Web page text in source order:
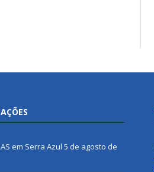
em Serra Azul 5 de agosto de